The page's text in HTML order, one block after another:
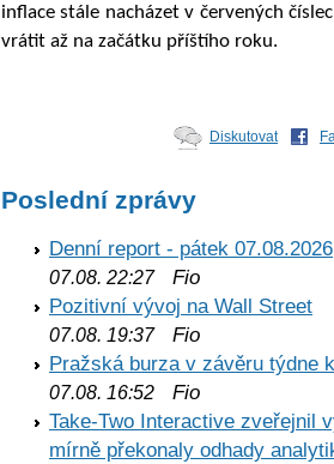
inflace stále nacházet v červených
vrátit až na začátku příštího roku.
Diskutovat
Poslední zprávy
Denní report - pátek 07.08.2026
07.08. 22:27Fio
Pozitivní vývoj na Wall Street
07.08. 19:37Fio
Pražská burza v závěru týdne
07.08. 16:52 Fio
Take-Two Interactive zveřejnil
mírně překonaly odhady